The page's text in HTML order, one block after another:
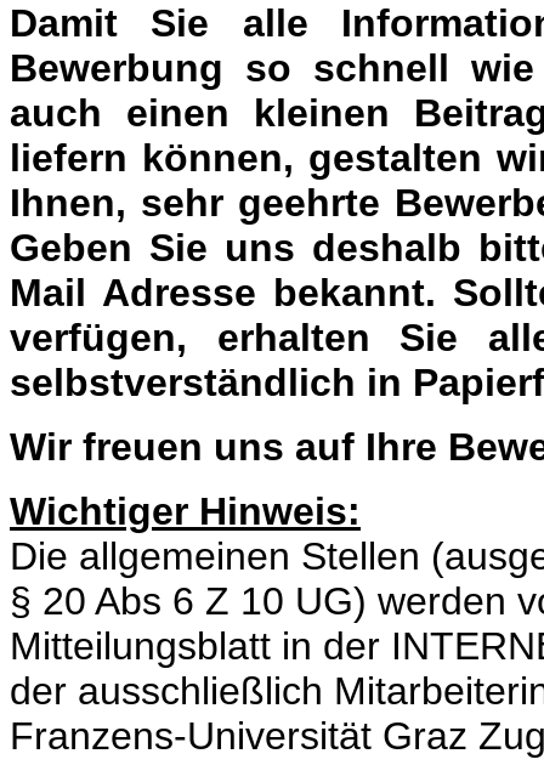
Damit Sie alle
Bewerbung so schnell
auch einen kleinen
liefern können, gestalten
Ihnen, sehr geehrte
Geben Sie uns deshalb
Mail Adresse bekannt.
verfügen, erhalten Sie
selbstverständlich in
Wir freuen uns auf Ihre
Wichtiger Hinweis:
Die allgemeinen Stellen
§ 20 Abs 6 Z 10 UG) werden
Mitteilungsblatt in der
der ausschließlich
Franzens-Universität Graz